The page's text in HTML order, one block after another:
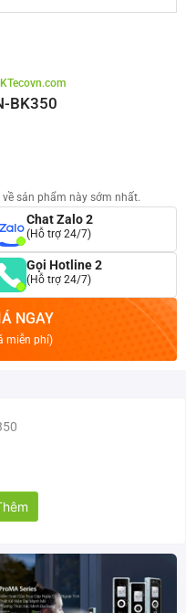
BK350
sản phẩm này sớm nhất.
Chat Zalo 2
(Hỗ trợ 24/7)
Gọi Hotline 2
(Hỗ trợ 24/7)
NGAY
miễn phí)